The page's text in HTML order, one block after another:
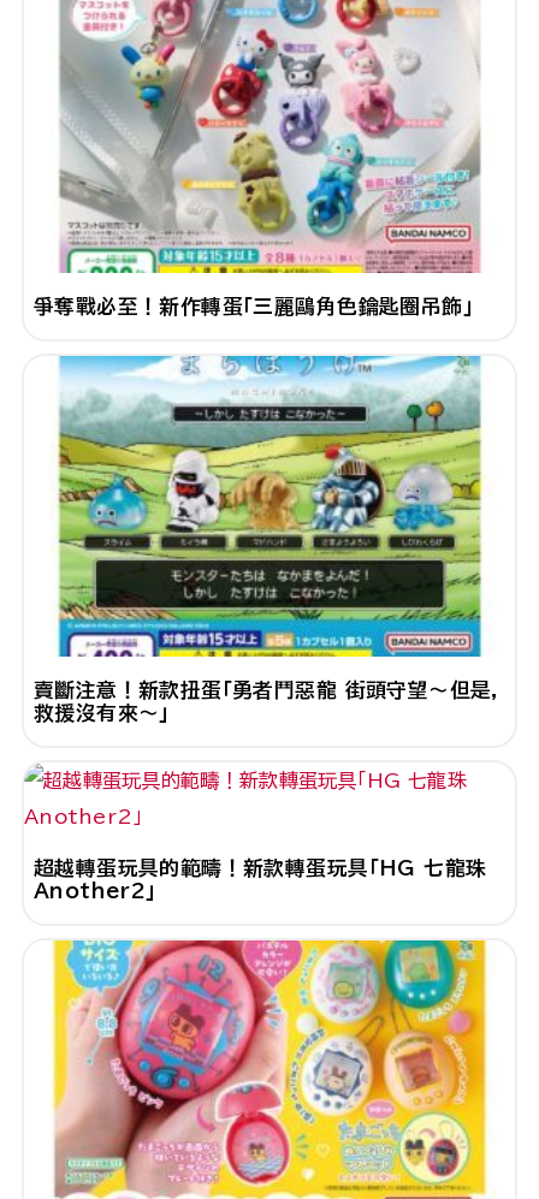
爭奪戰必至！新作轉蛋「三麗鷗角色鑰匙圈吊飾」
賣斷注意！新款扭蛋「勇者鬥惡龍 街頭守望～但是，
救援沒有來～」
超越轉蛋玩具的範疇！新款轉蛋玩具「HG 七龍珠
Another2」